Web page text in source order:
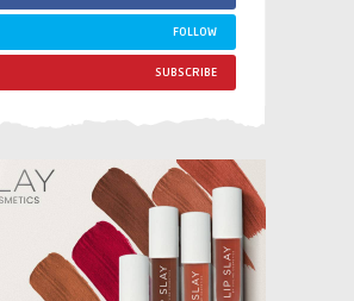
FOLLOW
SUBSCRIBE